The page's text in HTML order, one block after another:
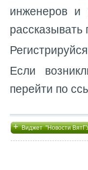
инженеров и
рассказывать
Регистрируйся
Если
перейти по
+Виджет "Новости